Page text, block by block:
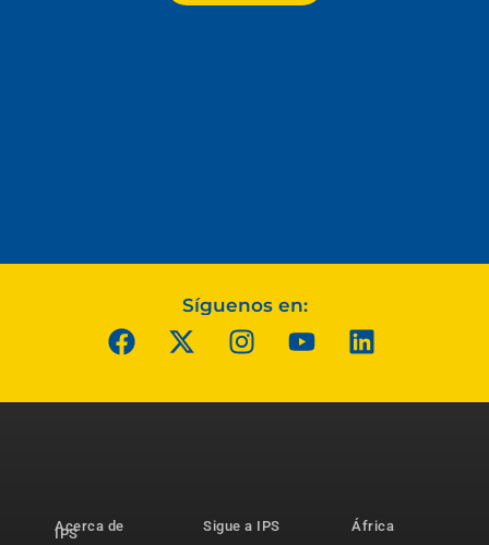
Síguenos en:
Acerca de
IPS
Sigue a IPS
África